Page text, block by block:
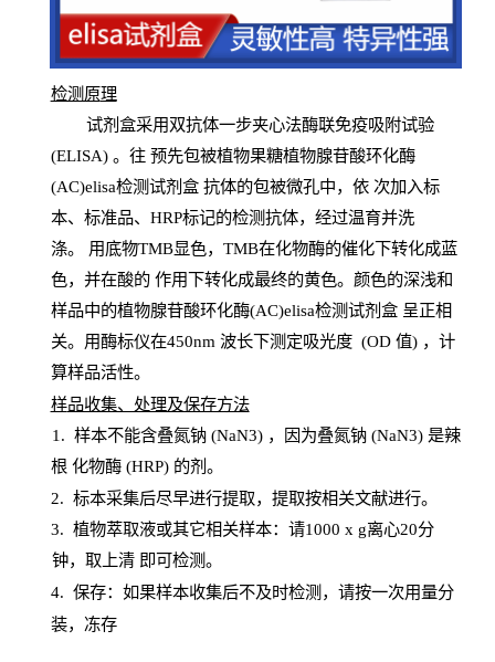
检测原理
试剂盒采用双抗体一步夹心法酶联免疫吸附试验
(ELISA) 。往 预先包被植物果糖植物腺苷酸环化酶
(AC)elisa检测试剂盒抗体的包被微孔中，依 次加入标
本、标准品、 HRP标记的检测抗体，经过温育并洗
涤。 用底物TMB显色， TMB在化物酶的催化下转化成蓝
色，并在酸的 作用下转化成最终的黄色。颜色的深浅和
样品中的植物腺苷酸环化酶(AC)elisa检测试剂盒呈正相
关。用酶标仪在450nm 波长下测定吸光度 (OD 值) ，计
算样品活性。
样品收集、处理及保存方法
1 . 样本不能含叠氮钠(NaN3) ，因为叠氮钠 (NaN3) 是辣
根 化物酶(HRP) 的剂。
2. 标本采集后尽早进行提取，提取按相关文献进行。
3. 植物萃取液或其它相关样本：请1000 x g离心20分
钟，取上清 即可检测。
4. 保存：如果样本收集后不及时检测，请按一次用量分
装，冻存